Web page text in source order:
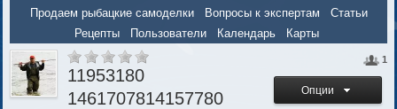
Продаем рыбацкие самоделки
Вопросы к экспертам
Статьи
Рецепты
Пользователи Календарь Карты
1
Опции
11953180
1461707814157780